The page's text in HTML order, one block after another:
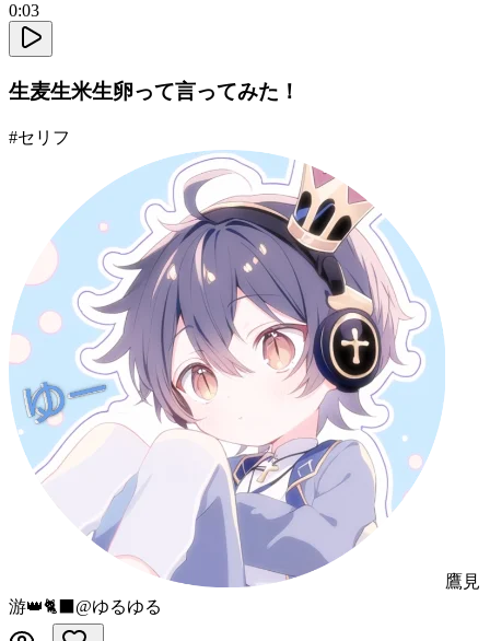
0:03
生麦生米生卵って言ってみた！
#セリフ
鷹見
游👑🐈‍⬛@ゆるゆる